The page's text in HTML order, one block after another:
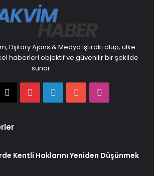
Dijitary Ajans & Medya iştiraki olup, ülke
haberleri objektif ve güvenilir bir şekilde
sunar.
X PinterestLinkedInYouTube
Kentli Haklarını Yeniden Düşünmek